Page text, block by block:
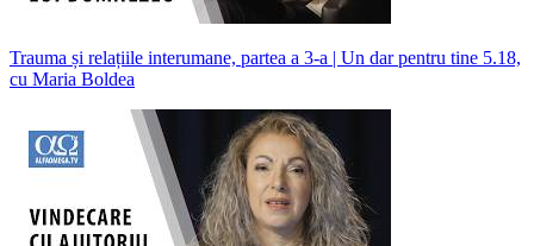
Trauma și relațiile interumane, partea a 3-a | Un dar pentru tine 5.18,
cu Maria Boldea